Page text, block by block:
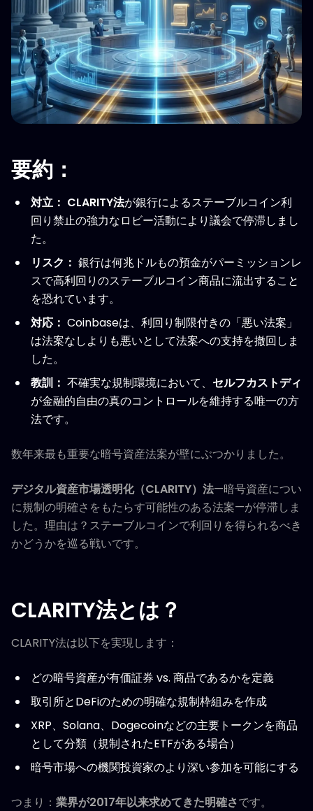
要約：
対立： CLARITY法が銀行によるステーブルコイン利
回り禁止の強力なロビー活動により議会で停滞しまし
た。
リスク： 銀行は何兆ドルもの預金がパーミッションレ
スで高利回りのステーブルコイン商品に流出すること
を恐れています。
対応： Coinbaseは、利回り制限付きの「悪い法案」
は法案なしよりも悪いとして法案への支持を撤回しま
した。
教訓： 不確実な規制環境において、 セルフカストディ
が金融的自由の真のコントロールを維持する唯一の方
法です。
数年来最も重要な暗号資産法案が壁にぶつかりました。
デジタル資産市場透明化（CLARITY）法—暗号資産につい
に規制の明確さをもたらす可能性のある法案—が停滞しま
した。理由は？ステーブルコインで利回りを得られるべき
かどうかを巡る戦いです。
CLARITY法とは？
CLARITY法は以下を実現します：
どの暗号資産が有価証券 vs. 商品であるかを定義
取引所とDeFiのための明確な規制枠組みを作成
XRP、Solana、Dogecoinなどの主要トークンを商品
として分類（規制されたETFがある場合）
暗号市場への機関投資家のより深い参加を可能にする
つまり： 業界が2017年以来求めてきた明確さです。